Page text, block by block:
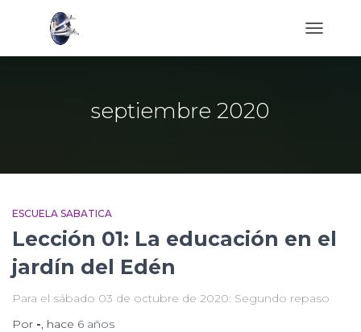
MODO
septiembre 2020
ESCUELA SABATICA
Lección 01: La educación en el
jardín del Edén
Para el sábado 03 de octubre de 2020: Segundo repaso
Por -, hace 6 años